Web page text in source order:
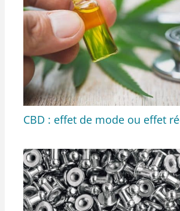
CBD : effet de mode ou effet